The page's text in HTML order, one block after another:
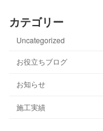
カテゴリー
Uncategorized
お役立ちブログ
お知らせ
施工実績